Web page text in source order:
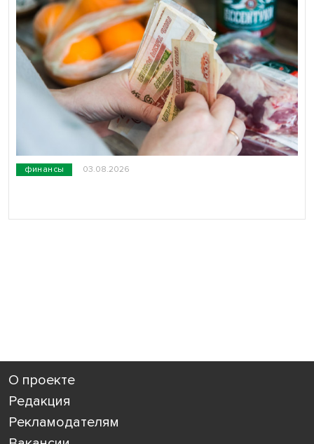
финансы 03.08.2026
О проекте
Редакция
Рекламодателям